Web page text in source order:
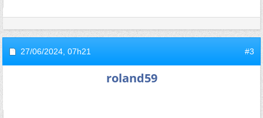
27/06/2024, 07h21 #3
roland59